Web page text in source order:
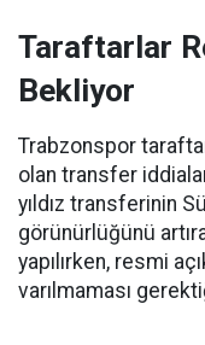
Taraftarlar
Bekliyor
Trabzonspor
olan transfer
yıldız transferinin
görünürlüğünü
yapılırken, resmi
varılmaması